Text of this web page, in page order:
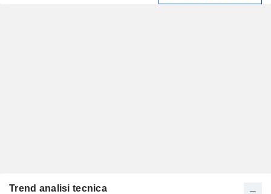
Trend analisi tecnica